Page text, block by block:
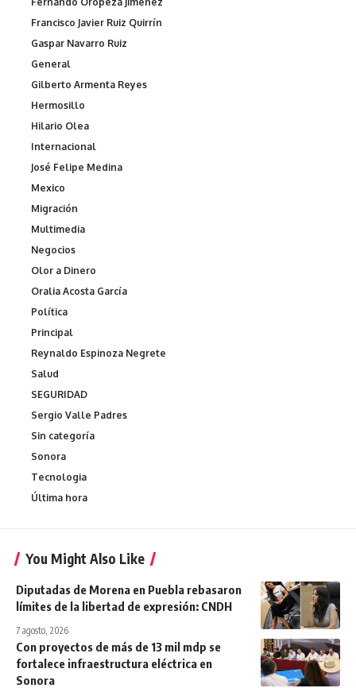
Francisco Javier Ruiz Quirrín
Gaspar Navarro Ruiz
General
Gilberto Armenta Reyes
Hermosillo
Hilario Olea
Internacional
José Felipe Medina
Mexico
Migración
Multimedia
Negocios
Olor a Dinero
Oralia Acosta García
Política
Principal
Reynaldo Espinoza Negrete
Salud
SEGURIDAD
Sergio Valle Padres
Sin categoría
Sonora
Tecnologia
Última hora
You Might Also Like
Diputadas de Morena en Puebla rebasaron
límites de la libertad de expresión: CNDH
7 agosto, 2026
Con proyectos de más de 13 mil mdp se
fortalece infraestructura eléctrica en
Sonora